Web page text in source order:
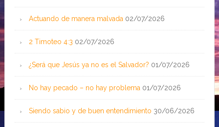
Actuando de manera malvada 02/07/2026
2 Timoteo 4:3 02/07/2026
¿Será que Jesús ya no es el Salvador? 01/07/2026
No hay pecado – no hay problema 01/07/2026
Siendo sabio y de buen entendimiento 30/06/2026